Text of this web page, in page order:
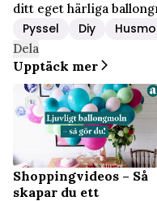
ditt eget härliga
Pyssel Diy
Dela
Upptäck mer
Shoppingvideos – Så
skapar du ett